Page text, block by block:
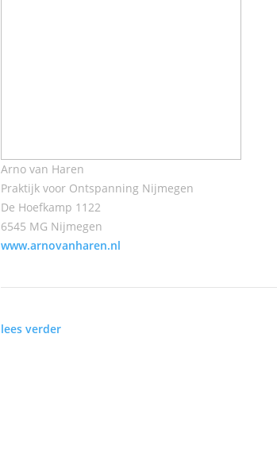
Arno van Haren
Praktijk voor Ontspanning Nijmegen
De Hoefkamp 1122
6545 MG Nijmegen
www.arnovanharen.nl
lees verder